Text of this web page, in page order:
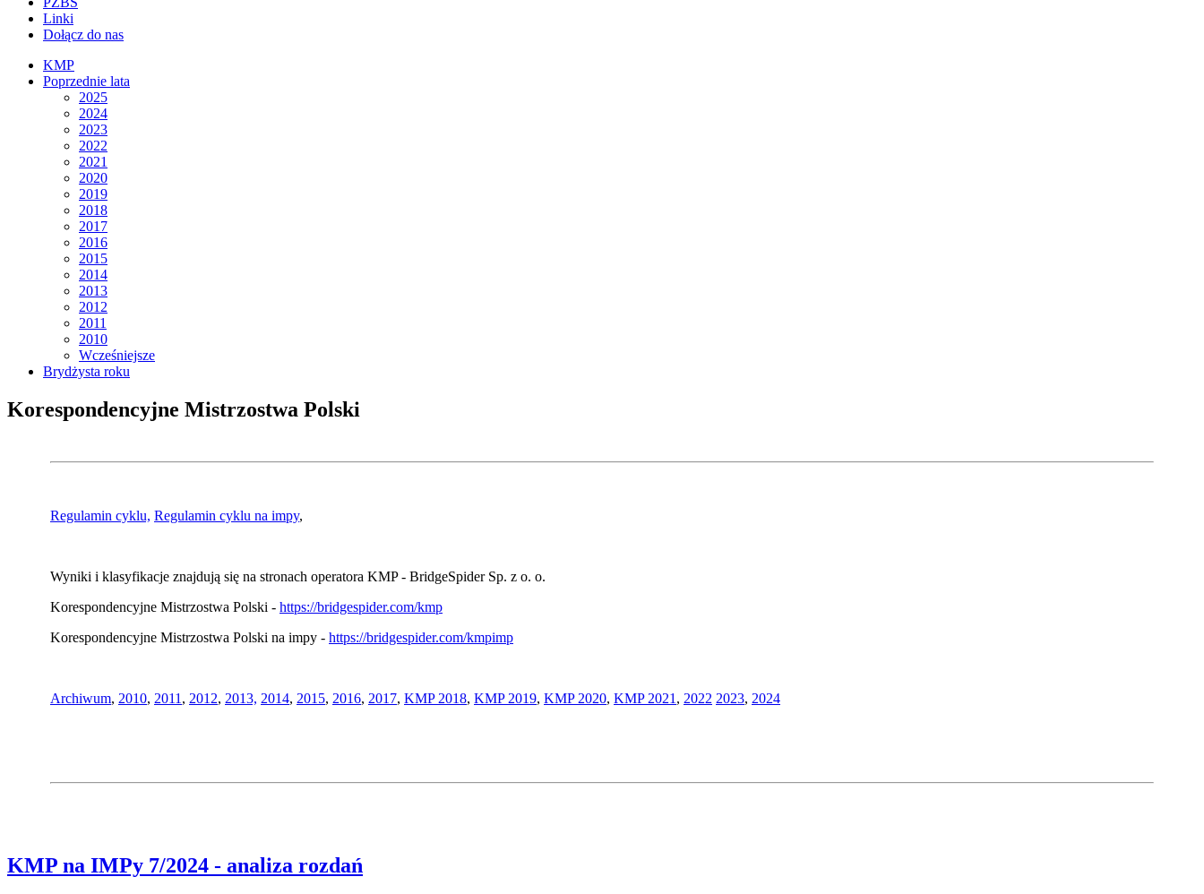
Linki
Dołącz do nas
KMP
Poprzednie lata
2025
2024
2023
2022
2021
2020
2019
2018
2017
2016
2015
2014
2013
2012
2011
2010
Wcześniejsze
Brydżysta roku
Korespondencyjne Mistrzostwa Polski
Regulamin cyklu, Regulamin cyklu na impy,
Wyniki i klasyfikacje znajdują się na stronach operatora KMP - BridgeSpider Sp. z o. o.
Korespondencyjne Mistrzostwa Polski - https://bridgespider.com/kmp
Korespondencyjne Mistrzostwa Polski na impy - https://bridgespider.com/kmpimp
Archiwum, 2010, 2011 , 2012, 2013, 2014, 2015, 2016, 2017, KMP 2018, KMP 2019, KMP 2020, KMP 2021 , 2022 2023, 2024
KMP na IMPy 7/2024 - analiza rozdań